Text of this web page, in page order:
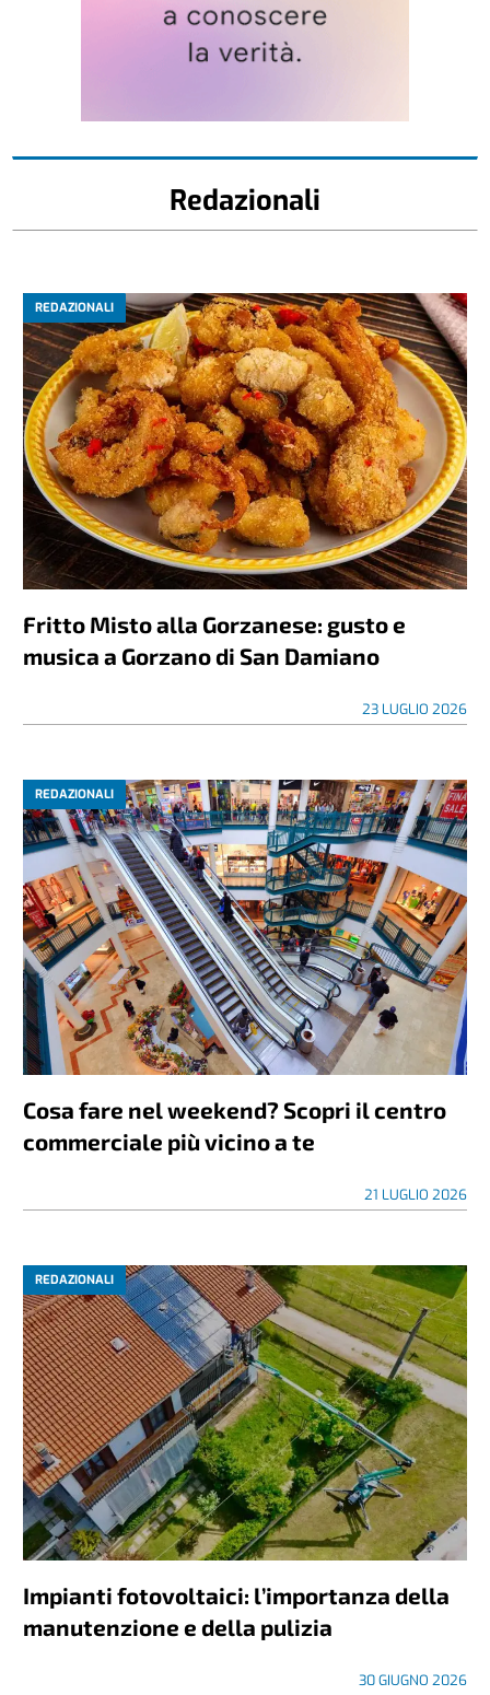
Redazionali
REDAZIONALI
Fritto Misto alla Gorzanese: gusto e
musica a Gorzano di San Damiano
23 LUGLIO 2026
REDAZIONALI
Cosa fare nel weekend? Scopri il centro
commerciale più vicino a te
21 LUGLIO 2026
REDAZIONALI
Impianti fotovoltaici: l’importanza della
manutenzione e della pulizia
30 GIUGNO 2026